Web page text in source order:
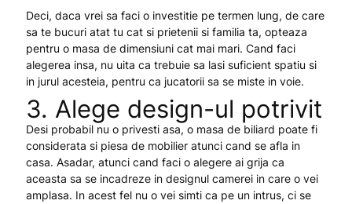
Deci, daca vrei sa faci o investitie pe termen lung, de care
sa te bucuri atat tu cat si prietenii si familia ta, opteaza
pentru o masa de dimensiuni cat mai mari. Cand faci
alegerea insa, nu uita ca trebuie sa lasi suficient spatiu si
in jurul acesteia, pentru ca jucatorii sa se miste in voie.
3. Alege design-ul potrivit
Desi probabil nu o privesti asa, o masa de biliard poate fi
considerata si piesa de mobilier atunci cand se afla in
casa. Asadar, atunci cand faci o alegere ai grija ca
aceasta sa se incadreze in designul camerei in care o vei
amplasa. In acest fel nu o vei simti ca pe un intrus, ci se